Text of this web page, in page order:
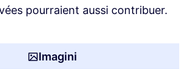
pourraient aussi contribuer.
Imagini